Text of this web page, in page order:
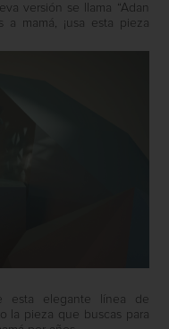
versión se llama “Adan
a mamá, ¡usa esta pieza
esta elegante línea de
la pieza que buscas para